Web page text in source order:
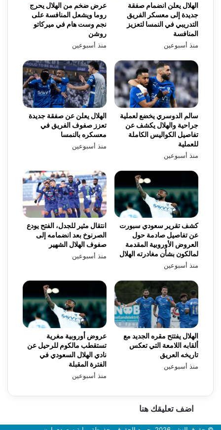
عرض ضخم من الهلال يحرج
روما ويشعل المنافسة على
نجم وست هام في ميركاتو
روشن
منذ أسبوعين
الهلال يعلن انضمام صفقة
جديدة إلى معسكر الفريق
التدريبي في النمسا لتعزيز
المنافسة
منذ أسبوعين
الهلال يعلن عن صفقة جديدة
تعزز صفوف الفريق في
معسكره بالنمسا
منذ أسبوعين
سالم الدوسري يخضع لعملية
جراحية والهلال يكشف عن
تفاصيل الكواليس الكاملة
للعملية
منذ أسبوعين
انتقال مثير للجدل، الفتح يودع
الصرنوخ بعد انضمامه إلى
صفوف الهلال الشهير
منذ أسبوعين
كشف تقرير سعودي سبورت
عن تفاصيل صادمة حول
العروض الأوروبية المقدمة
لمالكون بشأن مغادرته الهلال
منذ أسبوعين
عروض أوروبية مغرية
تستقطب مالكوم للرحيل عن
نادي الهلال السعودي في
الفترة المقبلة
منذ أسبوعين
الهلال يفتتح مقره الجديد مع
ألقابه اللامعة التي تعكس
تاريخه العريق
منذ أسبوعين
اضف تعليقك هنا